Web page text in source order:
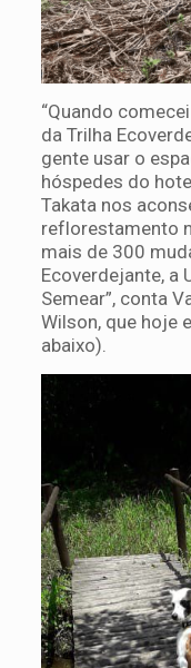
“Quando
da Trilha
gente usar o
hóspedes do
Takata nos
reflorestamento
mais de 300
Ecoverdejante, a
Semear”, conta
Wilson, que hoje
abaixo).